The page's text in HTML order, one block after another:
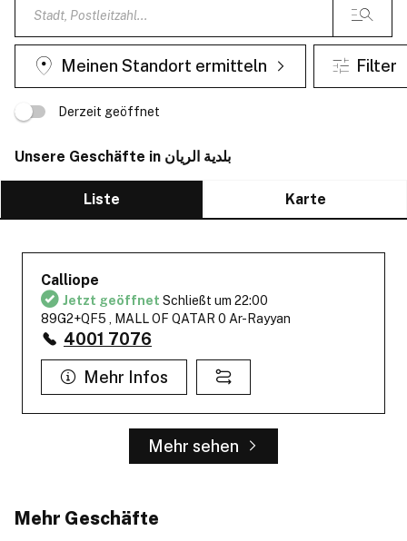
Meinen Standort ermitteln Filter
Derzeit geöffnet
Unsere Geschäfte in بلدية الريان
Liste Karte
Calliope
Jetzt geöffnet Schließt um 22:00
89G2+QF5 , MALL OF QATAR 0 Ar-Rayyan
4001 7076
Mehr Infos
Mehr sehen
Mehr Geschäfte